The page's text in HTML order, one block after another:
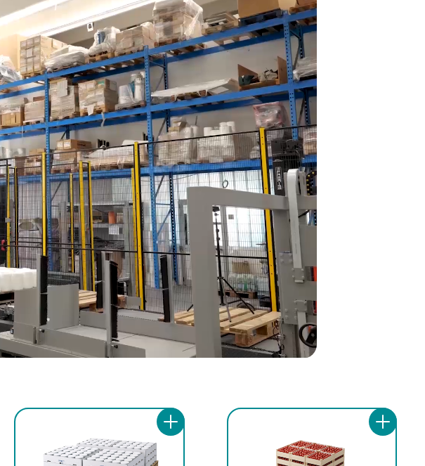
ou d'un système d'aspiration par le vide, en
d'une API SIEMENS ou OMRON qui assure un
positionnement précis et efficace des produits